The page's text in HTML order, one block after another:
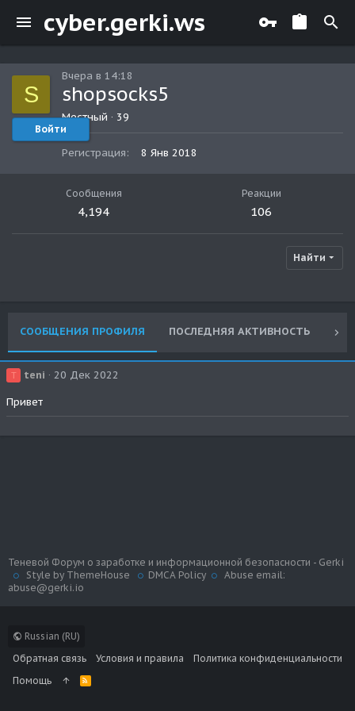
cyber.gerki.ws
S
Войти
Вчера в 14:18
shopsocks5
Местный · 39
Регистрация 8 Янв 2018
Сообщения
4,194
Реакции
106
Найти
СООБЩЕНИЯ ПРОФИЛЯ ПОСЛЕДНЯЯ АКТИВНОСТЬ
T teni 20 Дек 2022
Привет
Russian (RU)
Обратная связь
Условия и правила
Политика конфиденциальности
Помощь
R
S
Теневой Форум о заработке и информационной безопасности - Gerki
Style by ThemeHouse
DMCA Policy
Abuse email:
abuse@gerki.io